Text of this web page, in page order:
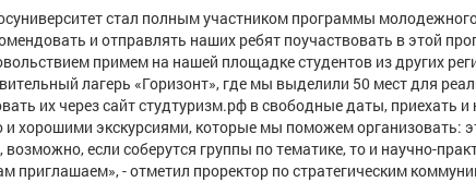
стал полным участником программы
и отправлять наших ребят поучаствовать в этой
примем на нашей площадке студентов из других
лагерь «Горизонт», где мы выделили 50 мест для
их через сайт студтуризм.рф в свободные даты, приехать
хорошими экскурсиями, которые мы поможем организовать:
возможно, если соберутся группы по тематике, то и научно-
приглашаем», - отметил проректор по стратегическим